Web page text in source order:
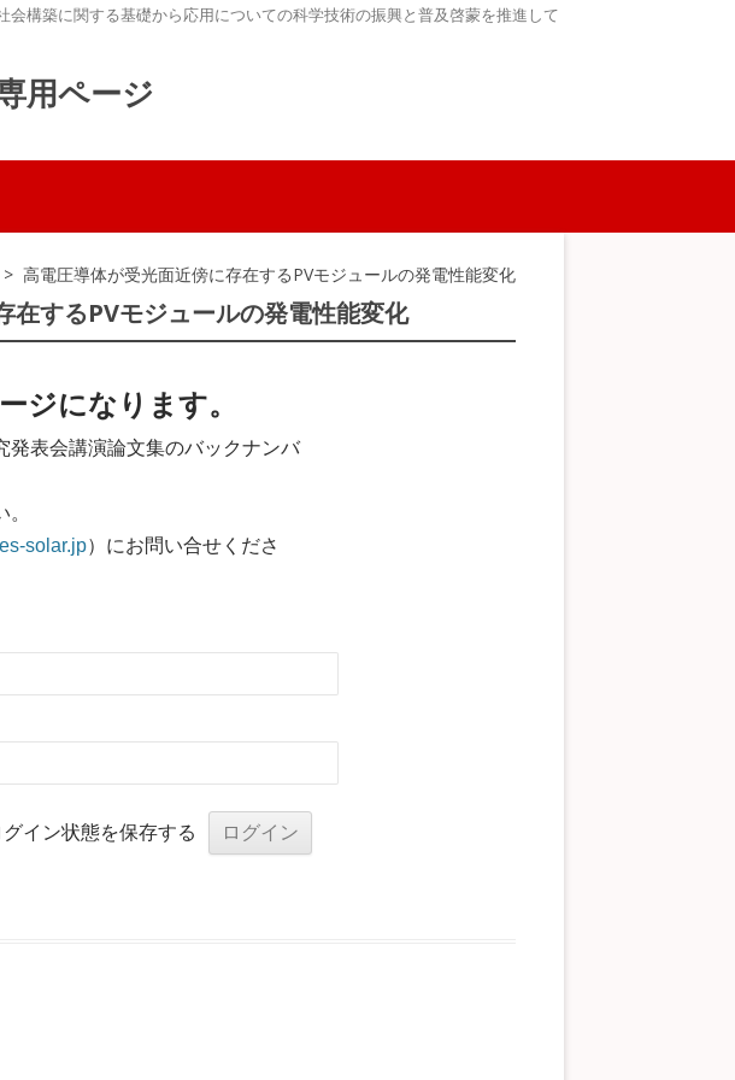
構築に関する基礎から応用についての科学技術の振興と普及啓蒙を推進して
用ページ
> 高電圧導体が受光面近傍に存在するPVモジュールの発電性能変化
在するPVモジュールの発電性能変化
ジになります。
発表会講演論文集のバックナンバ
solar.jp）にお問い合せくださ
グイン状態を保存する